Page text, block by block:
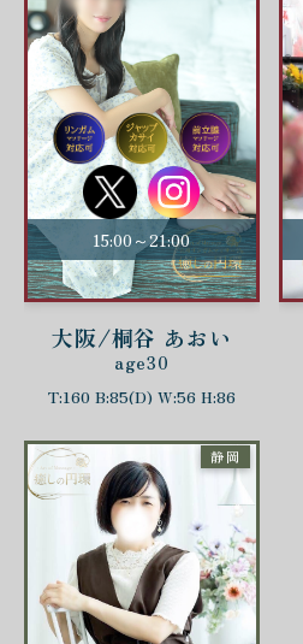
15:00～21:00
大阪/桐谷 あおい
age30
T:160 B:85(D) W:56 H:86
静岡